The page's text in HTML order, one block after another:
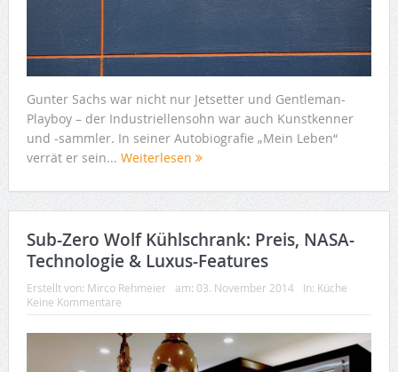
Gunter Sachs war nicht nur Jetsetter und Gentleman-
Playboy – der Industriellensohn war auch Kunstkenner
und -sammler. In seiner Autobiografie „Mein Leben“
verrät er sein... Weiterlesen
Sub-Zero Wolf Kühlschrank: Preis, NASA-
Technologie & Luxus-Features
Erstellt von: Mirco Rehmeier am: 03. November 2014 In: Küche
Keine Kommentare